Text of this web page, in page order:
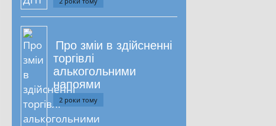
Про зміи в здійсненні
торгівлі
алькогольними
напоями
2 роки тому